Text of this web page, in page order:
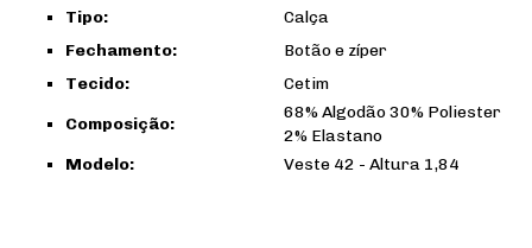
Tipo:
Calça
Fechamento:
Botão e zíper
Tecido:
Cetim
Composição:
68% Algodão 30% Poliester
2% Elastano
Modelo:
Veste 42 - Altura 1,84